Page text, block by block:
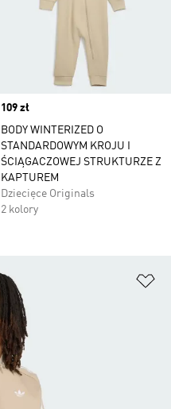
Price
109 zł
BODY WINTERIZED O
STANDARDOWYM KROJU I
ŚCIĄGACZOWEJ STRUKTURZE Z
KAPTUREM
Dziecięce Originals
2 kolory